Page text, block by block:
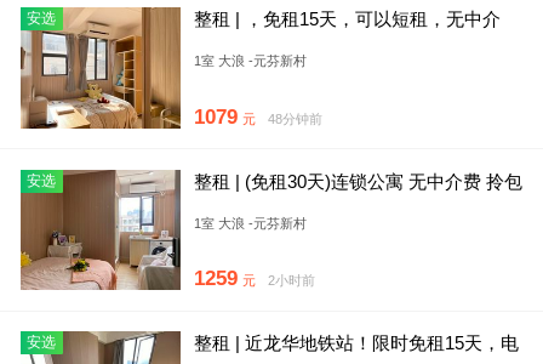
安选
整租 | ，免租15天，可以短租，无中介
1室 大浪 -元芬新村
1079 元 48分钟前
安选
整租 | (免租30天)连锁公寓 无中介费 拎包
1室 大浪 -元芬新村
1259 元 2小时前
安选
整租 | 近龙华地铁站！限时免租15天，电